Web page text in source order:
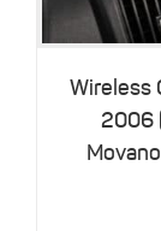
Wireless
2006